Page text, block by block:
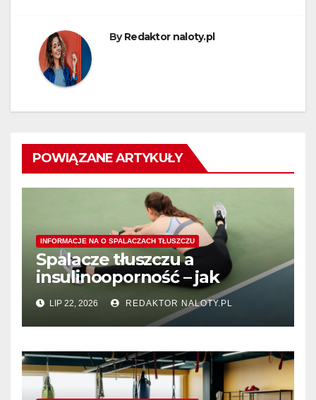
ByRedaktor naloty.pl
POWIĄZANE ARTYKUŁY
INFORMACJE NA O SPALACZACH TŁUSZCZU
Spalacze tłuszczu a
insulinooporność – jak
wspomagają procesy
spalania tłuszczu?
LIP 22, 2026 REDAKTOR NALOTY.PL